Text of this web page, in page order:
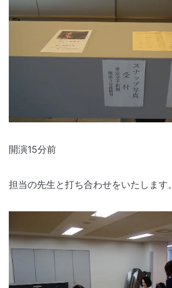
開演15分前
担当の先生と打ち合わせをいたします。